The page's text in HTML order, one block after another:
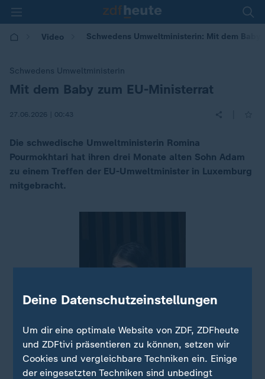
Video Schwedens Umweltministerin: Mit dem Baby
Schwedens Umweltministerin
:Mit dem Baby zum EU-Ministerrat
27.06.2026 | 00:43
Die schwedische Umweltministerin Romina
Pourmokhtari hat ihren drei Monate alten Sohn Adam
zu einem Treffen der EU-Umweltminister in Luxemburg
mitgebracht.
Deine Datenschutzeinstellungen
Um dir eine optimale Website von ZDF, ZDFheute
und ZDFtivi präsentieren zu können, setzen wir
Cookies und vergleichbare Techniken ein. Einige
der eingesetzten Techniken sind unbedingt